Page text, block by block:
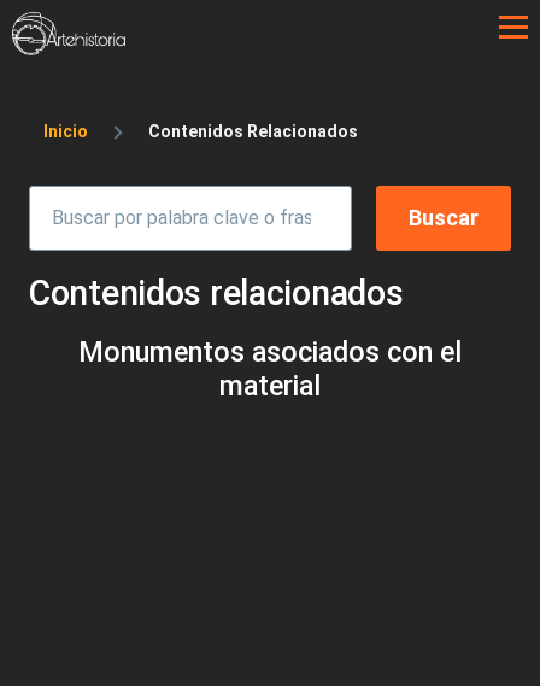
Pasar al contenido principal
Sobrescribir enlaces de ayuda a la
Inicio Contenidos Relacionados
Contenidos relacionados
Monumentos asociados con el
material